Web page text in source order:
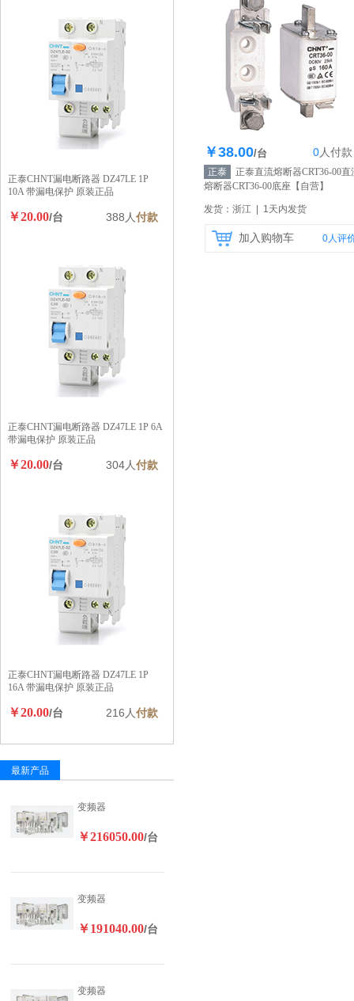
库存500个
￥38.00/台 0人付款
正泰
正泰直流熔断器CRT36-00直
熔断器CRT36-00底座 【自营】
发货：浙江 | 1天内发货
加入购物车 0人评
正泰CHNT漏电断路器 DZ47LE 1P
10A 带漏电保护 原装正品
￥20.00/台 388人付款
正泰CHNT漏电断路器 DZ47LE 1P 6A
带漏电保护 原装正品
￥20.00/台 304人付款
正泰CHNT漏电断路器 DZ47LE 1P
16A 带漏电保护 原装正品
￥20.00/台 216人付款
最新产品
变频器
￥216050.00/台
变频器
￥191040.00/台
变频器